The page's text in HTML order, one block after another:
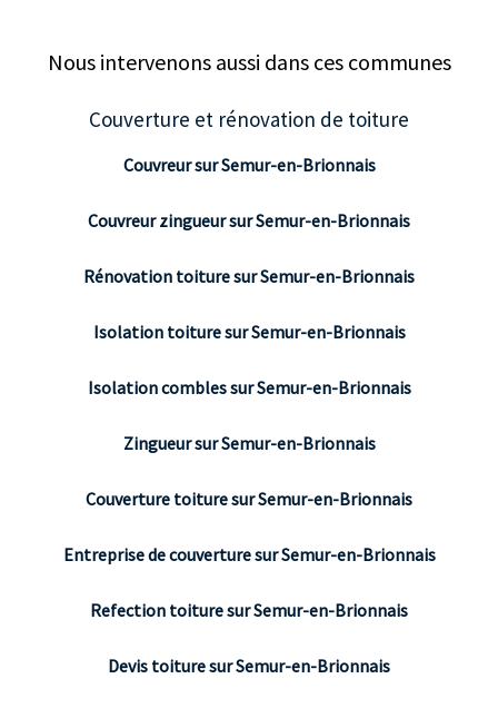
Nous intervenons aussi dans ces communes
Couverture et rénovation de toiture
Couvreur sur Semur-en-Brionnais
Couvreur zingueur sur Semur-en-Brionnais
Rénovation toiture sur Semur-en-Brionnais
Isolation toiture sur Semur-en-Brionnais
Isolation combles sur Semur-en-Brionnais
Zingueur sur Semur-en-Brionnais
Couverture toiture sur Semur-en-Brionnais
Entreprise de couverture sur Semur-en-Brionnais
Refection toiture sur Semur-en-Brionnais
Devis toiture sur Semur-en-Brionnais